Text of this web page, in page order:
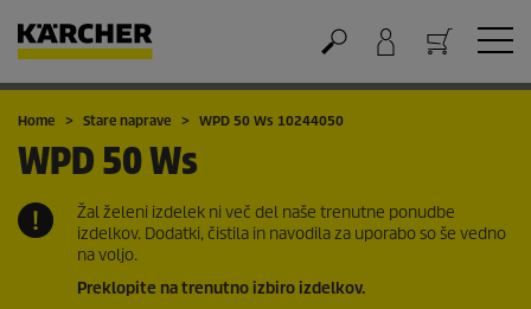
Nakupovalna košarica
Home Stare naprave WPD 50 Ws 10244050
WPD 50 Ws
Žal želeni izdelek ni več del naše trenutne ponudbe
izdelkov. Dodatki, čistila in navodila za uporabo so še vedno
na voljo.
Preklopite na trenutno izbiro izdelkov.